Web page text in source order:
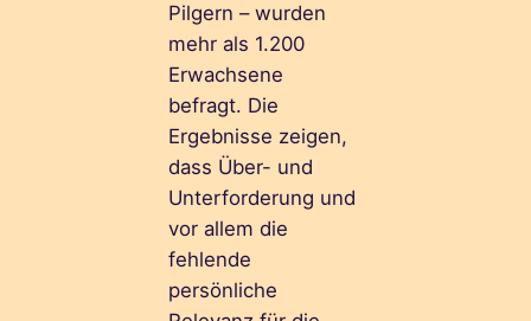
Pilgern – wurden
mehr als 1.200
Erwachsene
befragt. Die
Ergebnisse zeigen,
dass Über- und
Unterforderung und
vor allem die
fehlende
persönliche